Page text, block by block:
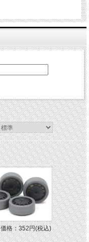
価格：352円(税込)